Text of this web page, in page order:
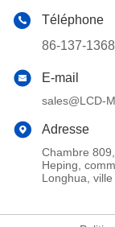
Téléphone
86-137-
E-mail
sales@LCD-
Adresse
Chambre
Heping,
Longhua,